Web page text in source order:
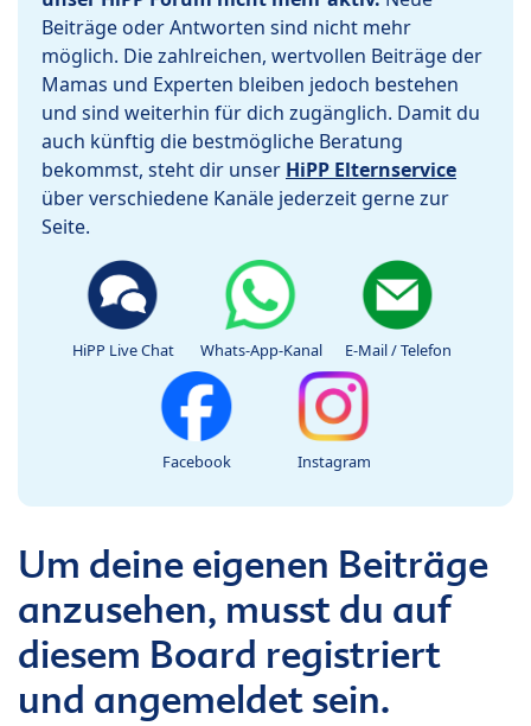
Beiträge oder Antworten sind nicht mehr
möglich. Die zahlreichen, wertvollen Beiträge der
Mamas und Experten bleiben jedoch bestehen
und sind weiterhin für dich zugänglich. Damit du
auch künftig die bestmögliche Beratung
bekommst, steht dir unser HiPP Elternservice
über verschiedene Kanäle jederzeit gerne zur
Seite.
HiPP Live Chat Whats-App-Kanal E-Mail / Telefon
Facebook Instagram
Um deine eigenen Beiträge
anzusehen, musst du auf
diesem Board registriert
und angemeldet sein.